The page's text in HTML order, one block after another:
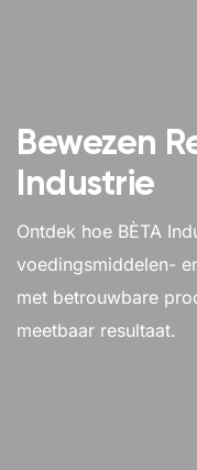
Bewezen
Industrie
Ontdek hoe BÈTA
voedingsmiddelen-
met betrouwbare
meetbaar resultaat.